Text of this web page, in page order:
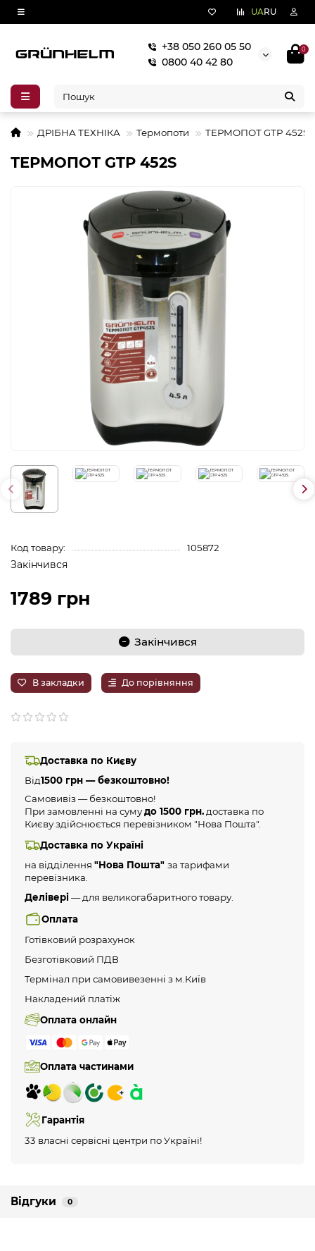
UARU
+38 050 260 05 50
0800 40 42 80
0
ДРІБНА ТЕХНІКА Термопоти ТЕРМОПОТ GTP 452S
ТЕРМОПОТ GTP 452S
Код товару: 105872
Закінчився
1789 грн
Закінчився
В закладки До порівняння
Доставка по Києву
Від1500 грн — безкоштовно!
Самовивіз — безкоштовно!
При замовленні на сумудо 1500 грн. доставка по
Києву здійснюється перевізником "Нова Пошта".
Доставка по Україні
на відділення "Нова Пошта" за тарифами
перевізника.
Делівері— для великогабаритного товару.
Оплата
Готівковий розрахунок
Безготівковий ПДВ
Термінал при самовивезенні з м.Київ
Накладений платіж
Оплата онлайн
Оплата частинами
Гарантія
33 власні сервісні центри по Україні!
Відгуки 0